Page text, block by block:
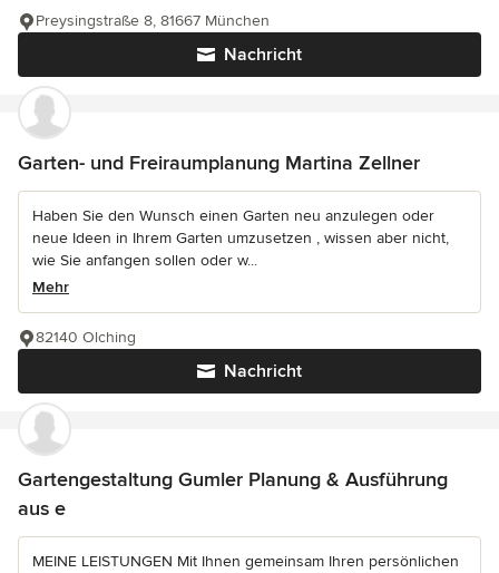
Nachricht
Preysingstraße 8, 81667 München
Garten- und Freiraumplanung Martina Zellner
Haben Sie den Wunsch einen Garten neu anzulegen oder
neue Ideen in Ihrem Garten umzusetzen , wissen aber nicht,
wie Sie anfangen sollen oder w...
Mehr
Nachricht
82140 Olching
Gartengestaltung Gumler Planung & Ausführung
aus e
MEINE LEISTUNGEN Mit Ihnen gemeinsam Ihren persönlichen